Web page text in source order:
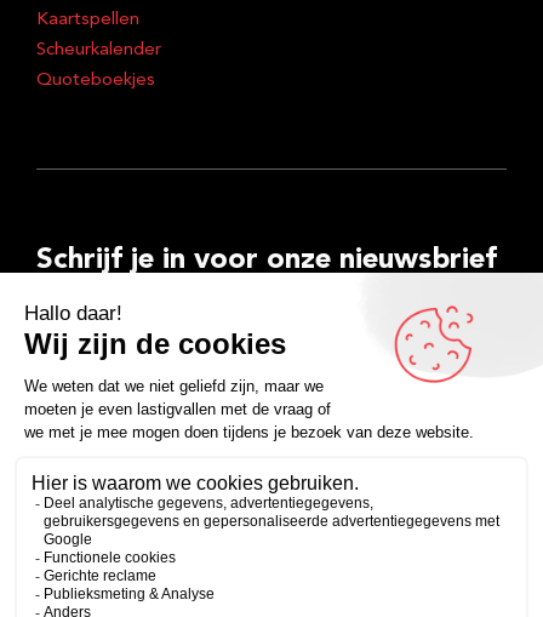
Kaartspellen
Scheurkalender
Quoteboekjes
Schrijf je in voor onze nieuwsbrief
E-
mailadres
Inschrijven
FacebookInstagramLinkedInYouTubeSpotify